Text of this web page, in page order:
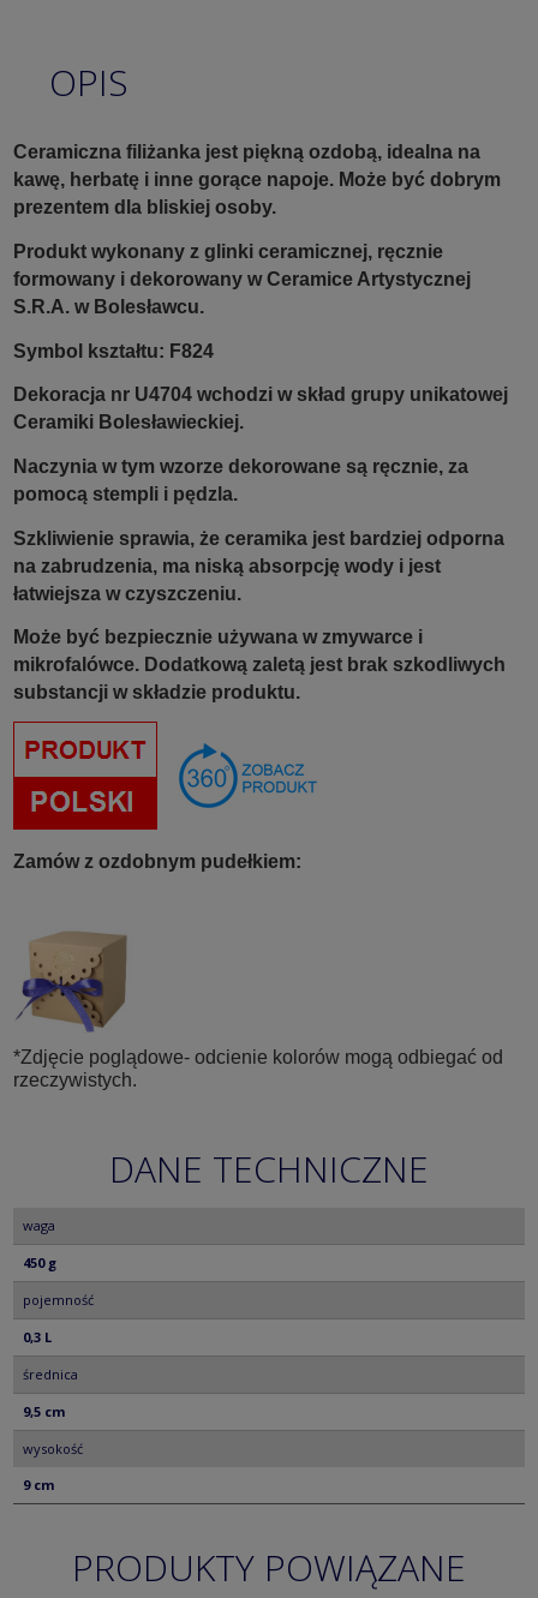
OPIS
Ceramiczna filiżanka jest piękną ozdobą, idealna na
kawę, herbatę i inne gorące napoje. Może być dobrym
prezentem dla bliskiej osoby.
Produkt wykonany z glinki ceramicznej, ręcznie
formowany i dekorowany w Ceramice Artystycznej
S.R.A. w Bolesławcu.
Symbol kształtu: F824
Dekoracja nr U4704 wchodzi w skład grupy unikatowej
Ceramiki Bolesławieckiej.
Naczynia w tym wzorze dekorowane są ręcznie, za
pomocą stempli i pędzla.
Szkliwienie sprawia, że ceramika jest bardziej odporna
na zabrudzenia, ma niską absorpcję wody i jest
łatwiejsza w czyszczeniu.
Może być bezpiecznie używana w zmywarce i
mikrofalówce. Dodatkową zaletą jest brak szkodliwych
substancji w składzie produktu.
Zamów z ozdobnym pudełkiem:
*Zdjęcie poglądowe- odcienie kolorów mogą odbiegać od
rzeczywistych.
DANE TECHNICZNE
waga
450 g
pojemność
0,3 L
średnica
9,5 cm
wysokość
9 cm
PRODUKTY POWIĄZANE